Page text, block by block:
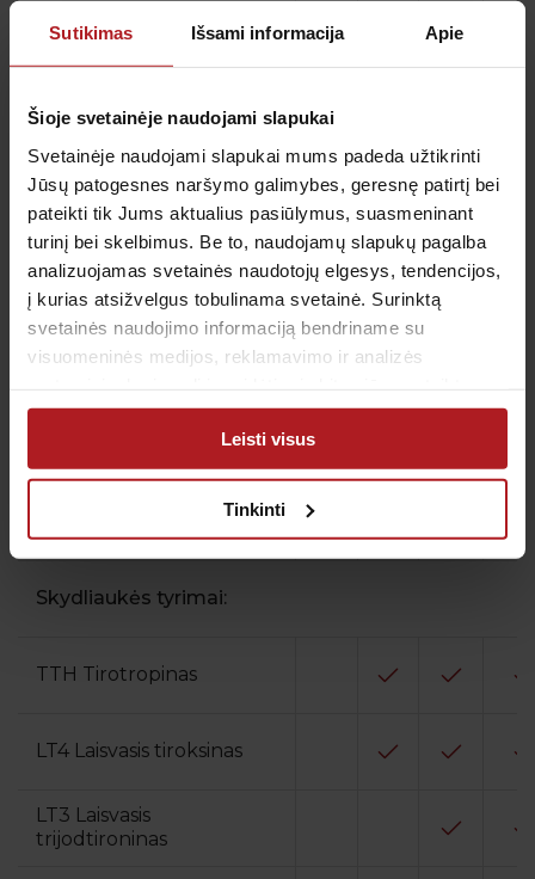
Sutikimas Išsami informacija Apie
Šioje svetainėje naudojami slapukai
Svetainėje naudojami slapukai mums padeda užtikrinti
Jūsų patogesnes naršymo galimybes, geresnę patirtį bei
pateikti tik Jums aktualius pasiūlymus, suasmeninant
turinį bei skelbimus. Be to, naudojamų slapukų pagalba
analizuojamas svetainės naudotojų elgesys, tendencijos,
į kurias atsižvelgus tobulinama svetainė. Surinktą
svetainės naudojimo informaciją bendriname su
visuomeninės medijos, reklamavimo ir analizės
arba naudojant paslaugas surinktos informacijos.
Leisti visus
Tinkinti
Riebalų apykaitos rodikliai:
CHOL Bendras
cholesterolis
DTL Didelio tankio
lipoproteinų cholesterolis
MTL Mažo tankio
lipoproteinų cholesterolis
Ne DTL cholesterolis
Skydliaukės tyrimai:
TTH Tirotropinas
LT4 Laisvasis tiroksinas
LT3 Laisvasis
trijodtironinas